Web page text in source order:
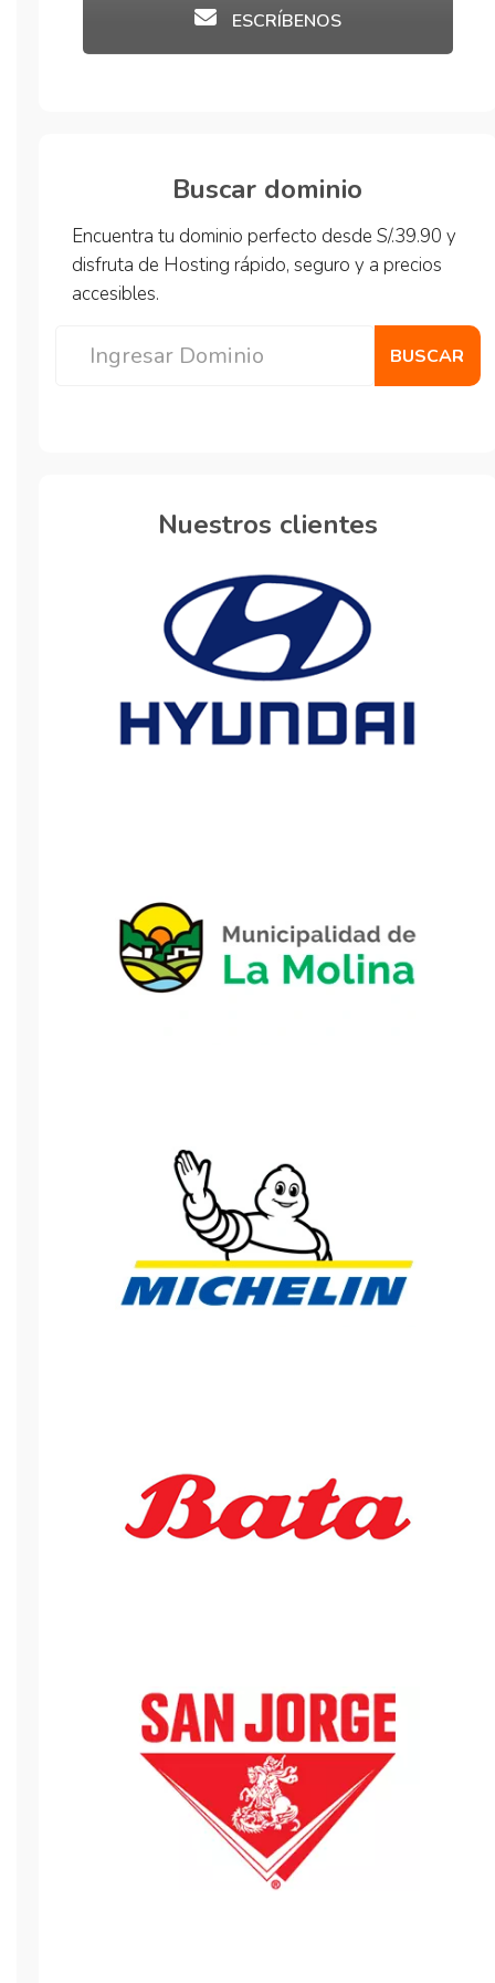
ESCRÍBENOS
Buscar dominio
Encuentra tu dominio perfecto desde S/.39.90 y
disfruta de Hosting rápido, seguro y a precios
accesibles.
BUSCAR
Nuestros clientes